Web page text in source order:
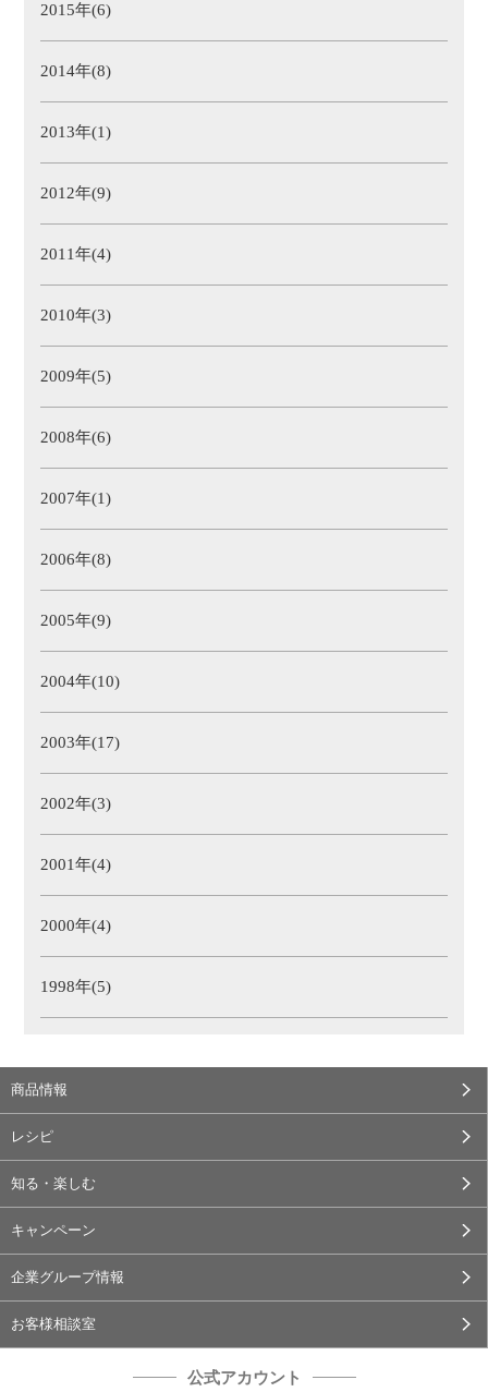
2015年(6)
2014年(8)
2013年(1)
2012年(9)
2011年(4)
2010年(3)
2009年(5)
2008年(6)
2007年(1)
2006年(8)
2005年(9)
2004年(10)
2003年(17)
2002年(3)
2001年(4)
2000年(4)
1998年(5)
商品情報
レシピ
知る・楽しむ
キャンペーン
企業グループ情報
お客様相談室
公式アカウント